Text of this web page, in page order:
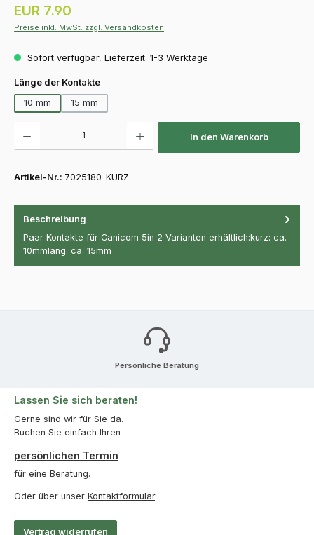
Regulärer Preis:
EUR 7.90
Preise inkl. MwSt. zzgl. Versandkosten
Sofort verfügbar, Lieferzeit: 1-3 Werktage
Länge der Kontakteauswählen
10 mm
15 mm
In den Warenkorb
Artikel-Nr.: 7025180-KURZ
Beschreibung
Paar Kontakte für Canicom 5in 2 Varianten erhältlich:kurz: ca.
10mmlang: ca. 15mm
Persönliche Beratung
Lassen Sie sich beraten!
Gerne sind wir für Sie da.
Buchen Sie einfach Ihren
persönlichen Termin
für eine Beratung.
Oder über unser Kontaktformular.
Vertrag widerrufen